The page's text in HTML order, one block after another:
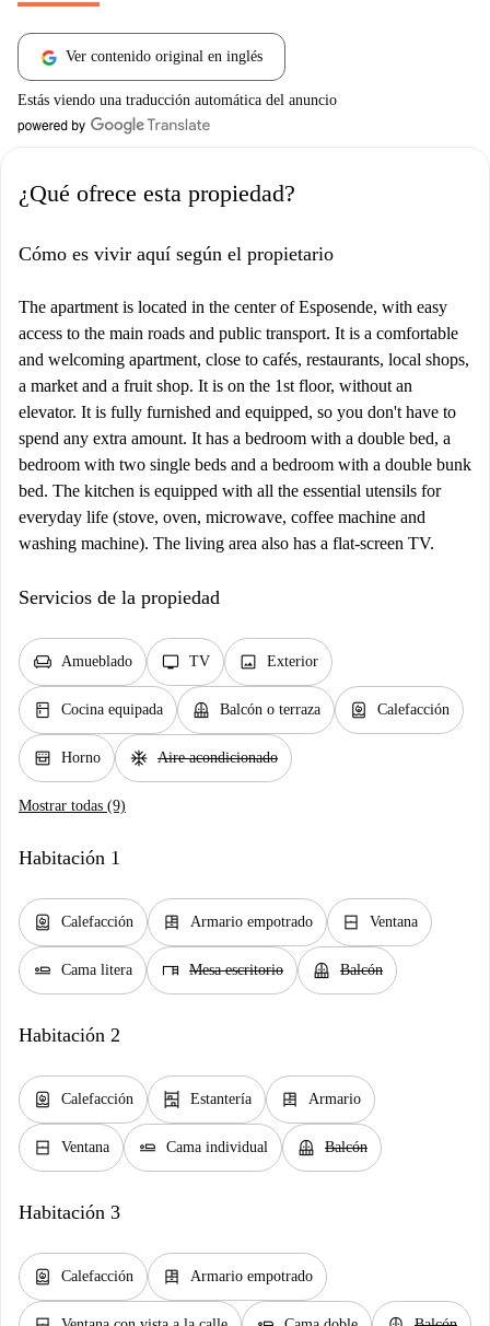
Ver contenido original en inglés
Estás viendo una traducción automática del anuncio
¿Qué ofrece esta propiedad?
Cómo es vivir aquí según el propietario
The apartment is located in the center of Esposende, with easy
access to the main roads and public transport. It is a comfortable
and welcoming apartment, close to cafés, restaurants, local shops,
a market and a fruit shop. It is on the 1st floor, without an
elevator. It is fully furnished and equipped, so you don't have to
spend any extra amount. It has a bedroom with a double bed, a
bedroom with two single beds and a bedroom with a double bunk
bed. The kitchen is equipped with all the essential utensils for
everyday life (stove, oven, microwave, coffee machine and
washing machine). The living area also has a flat-screen TV.
Servicios de la propiedad
chair Amueblado tv TV image Exterior
kitchen Cocina equipada balcony Balcón o terraza water_heater Calefacción
oven_gen Horno ac_unit Aire acondicionado
Mostrar todas (9)
Habitación 1
water_heater Calefacción dresser Armario empotrado window_closed Ventana
airline_seat_flat Cama litera desk Mesa escritorio balcony Balcón
Habitación 2
water_heater Calefacción shelves Estantería dresser Armario
window_closed Ventana airline_seat_flat Cama individual balcony Balcón
Habitación 3
water_heater Calefacción dresser Armario empotrado